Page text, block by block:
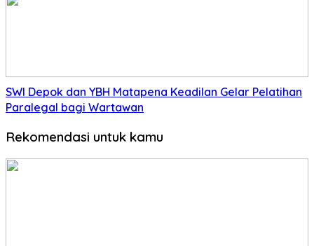
SWI Depok dan YBH Matapena Keadilan Gelar Pelatihan
Paralegal bagi Wartawan
Rekomendasi untuk kamu